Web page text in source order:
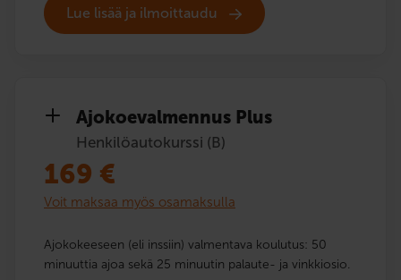
Lue lisää ja ilmoittaudu
Ajokoe­valmennus Plus
Henkilöautokurssi (B)
169 €
Voit maksaa myös osamaksulla
Ajokokeeseen (eli inssiin) valmentava koulutus: 50
minuuttia ajoa sekä 25 minuutin palaute- ja vinkkiosio.